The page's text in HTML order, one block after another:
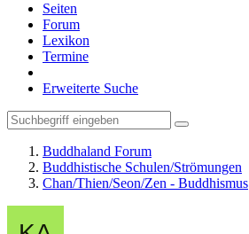
Seiten
Forum
Lexikon
Termine
Erweiterte Suche
Buddhaland Forum
Buddhistische Schulen/Strömungen
Chan/Thien/Seon/Zen - Buddhismus